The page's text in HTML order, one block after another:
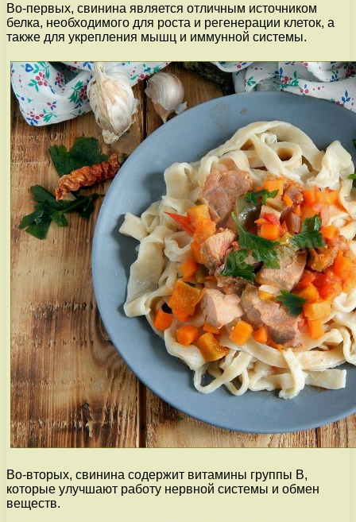
Во-первых, свинина является отличным источником
белка, необходимого для роста и регенерации клеток, а
также для укрепления мышц и иммунной системы.
Во-вторых, свинина содержит витамины группы В,
которые улучшают работу нервной системы и обмен
веществ.